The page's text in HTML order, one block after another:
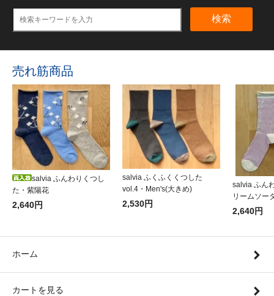
検索
売れ筋商品
salvia ふんわりくつし
た・紫陽花
2,640円
salvia ふくふくくつした
vol.4・Men's(大きめ)
2,530円
salvia ふん
リームソー
2,640円
ホーム
カートを見る